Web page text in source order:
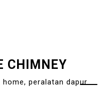
CHIMNEY
peralatan dapur